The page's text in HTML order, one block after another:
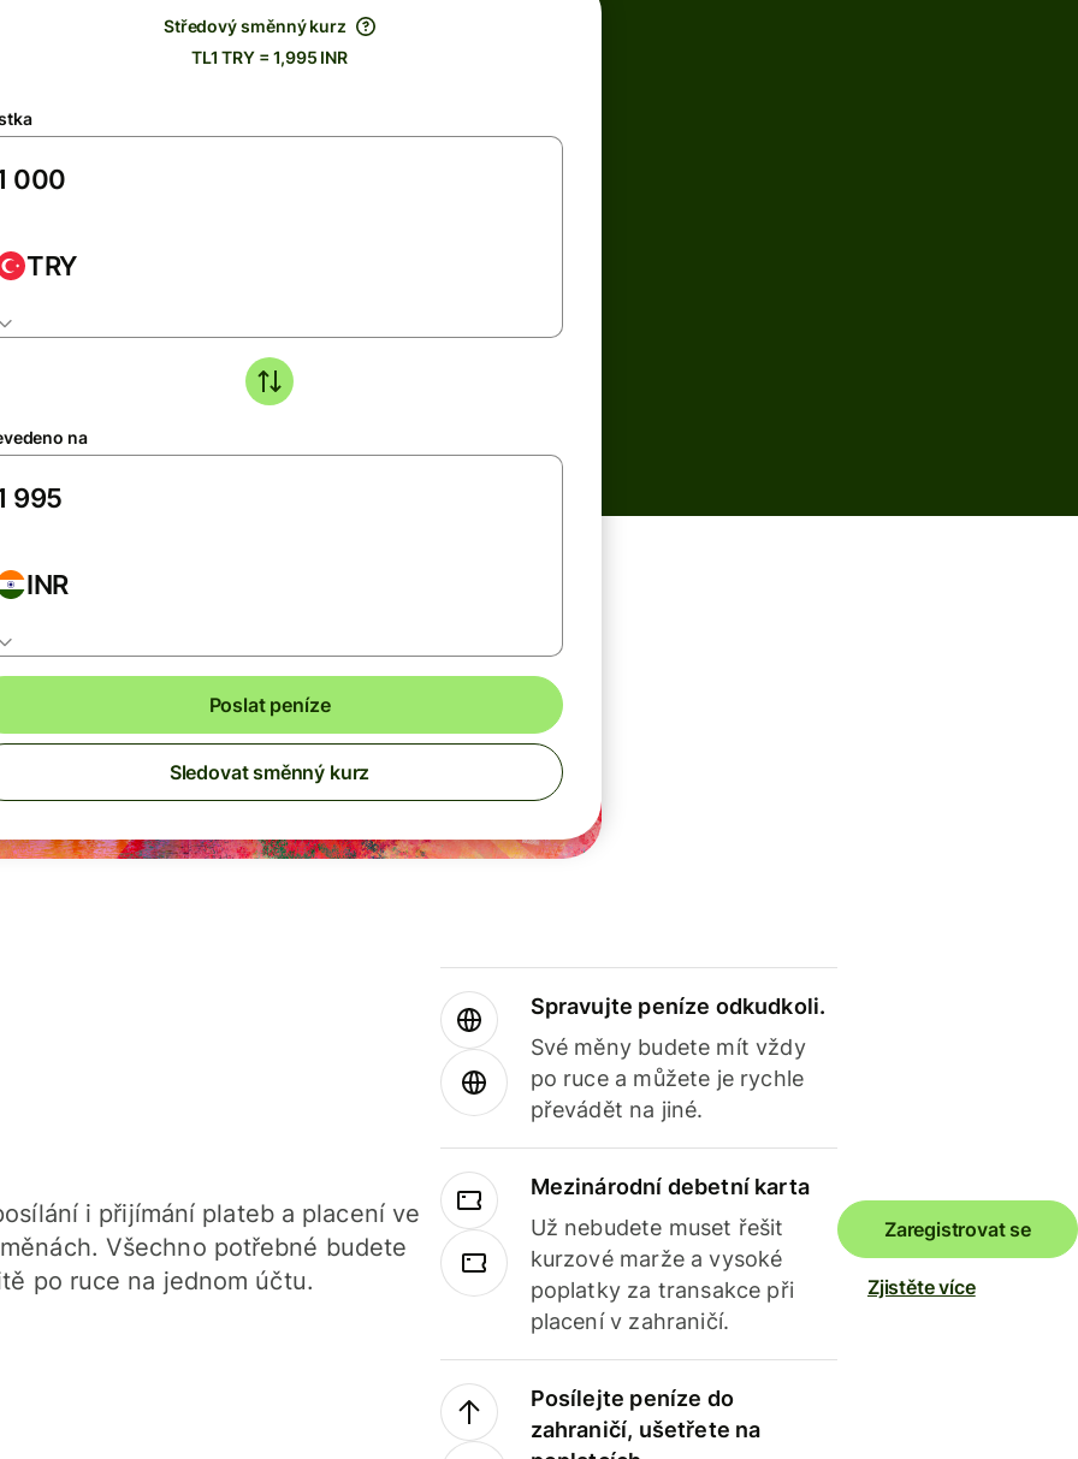
Středový směnný kurz
TL1 TRY = 1,995 INR
TRY
na
INR
Poslat peníze
Sledovat směnný kurz
i přijímání plateb a placení ve
Všechno potřebné budete
po ruce na jednom účtu.
Spravujte peníze odkudkoli.
Své měny budete mít vždy
po ruce a můžete je rychle
převádět na jiné.
Mezinárodní debetní karta
Už nebudete muset řešit
kurzové marže a vysoké
poplatky za transakce při
placení v zahraničí.
Posílejte peníze do
zahraničí, ušetřete na
Zaregistrovat se
Zjistěte více